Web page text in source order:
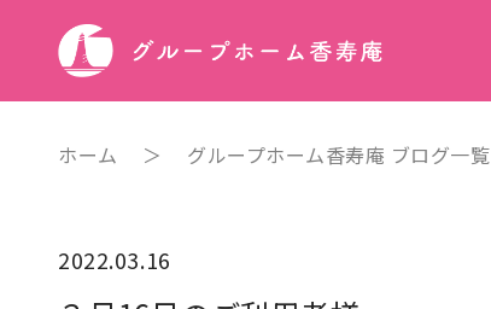
ホーム ＞ グループホーム香寿庵 ブログ一覧
2022.03.16